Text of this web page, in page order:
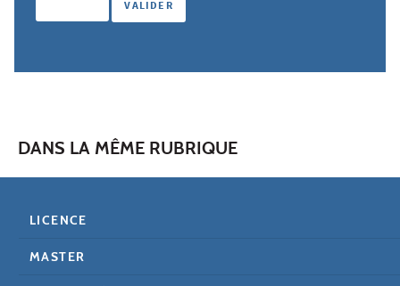
DANS LA MÊME RUBRIQUE
LICENCE
MASTER